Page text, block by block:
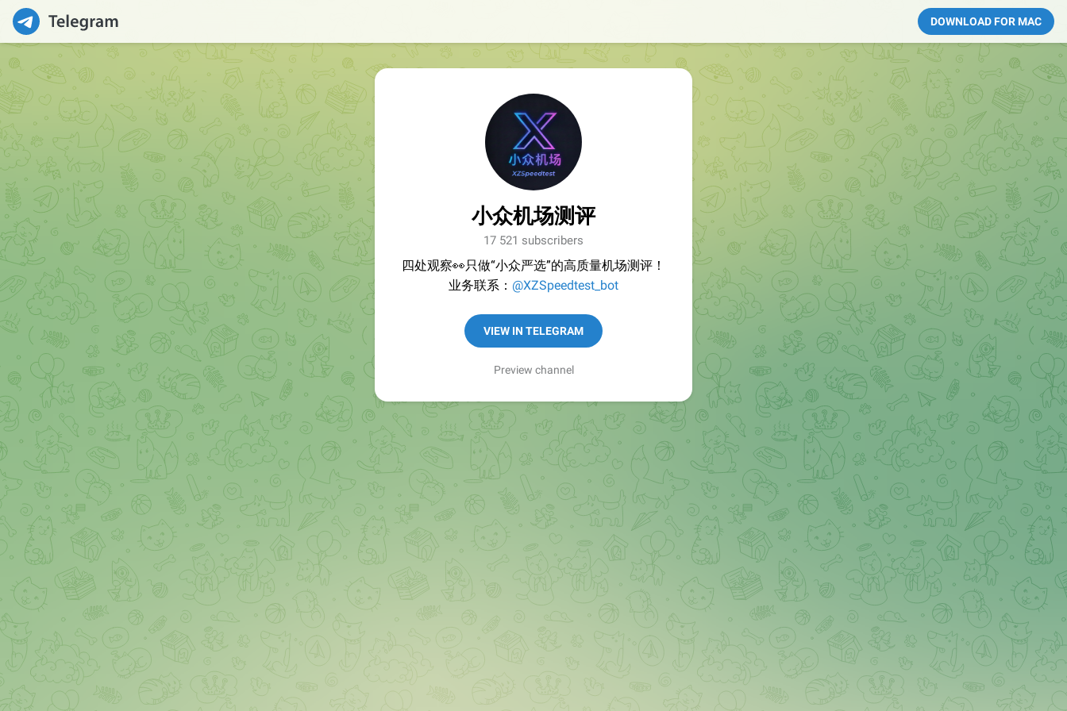
DOWNLOAD FOR MAC
小众机场测评
17 521 subscribers
四处观察👀只做“小众严选”的高质量机场测评！
业务联系： @XZSpeedtest_bot
VIEW IN TELEGRAM
Preview channel